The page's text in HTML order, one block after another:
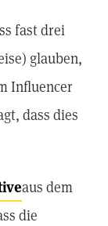
fast drei
glauben,
Influencer
dass dies
aus dem
die